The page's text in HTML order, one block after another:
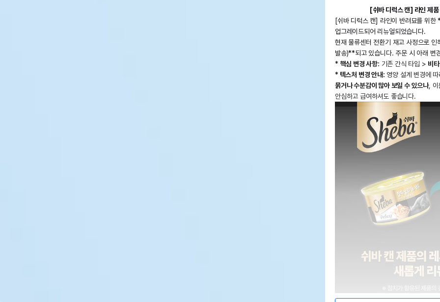
[쉬바 디럭스 캔] 라인 제품
[쉬바 디럭스 캔] 라인이 반려묘를 위
업그레이드되어 리뉴얼되었습니다.
현재 물류센터 전환기 재고 사정으로
발송)**되고 있습니다. 주문 시 아래 변
* 핵심 변경 사항: 기존 간식 타입 > 비
* 텍스처 변경 안내: 영양 설계 변경에
묽거나 수분감이 많아 보일 수 있으나, 이
안심하고 급여하셔도 좋습니다.